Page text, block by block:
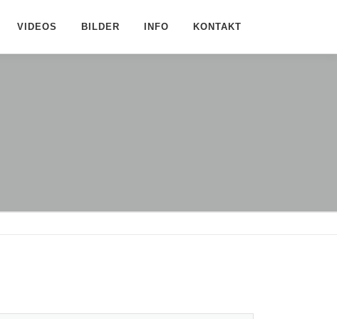
VIDEOS BILDER INFO KONTAKT